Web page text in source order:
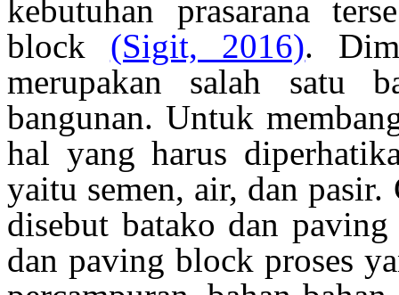
kebutuhan prasarana
block
(Sigit, 2016).
merupakan salah satu
bangunan. Untuk
hal yang harus
yaitu semen, air, dan
disebut batako dan
dan paving block proses